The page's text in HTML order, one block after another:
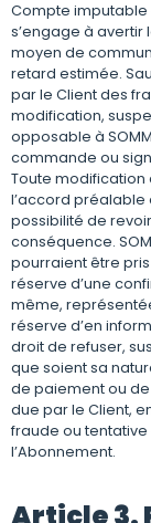
Compte imputable
s’engage à avertir
moyen de
retard estimée.
par le Client des
modification,
opposable à
commande ou
Toute modification
l’accord préalable
possibilité de
conséquence.
pourraient être
réserve d’une
même,
réserve d’en
droit de refuser,
que soient sa
de paiement ou
due par le Client,
fraude ou
l’Abonnement.
Article 3.